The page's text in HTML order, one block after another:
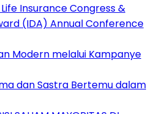
Insurance Congress &
(IDA) Annual Conference
Modern melalui Kampanye
dan Sastra Bertemu dalam